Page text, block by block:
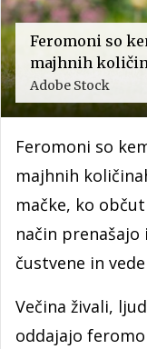
Feromoni so
majhnih
Adobe Stock
Feromoni so
majhnih
mačke, ko
način
čustvene in
Večina živali,
oddajajo